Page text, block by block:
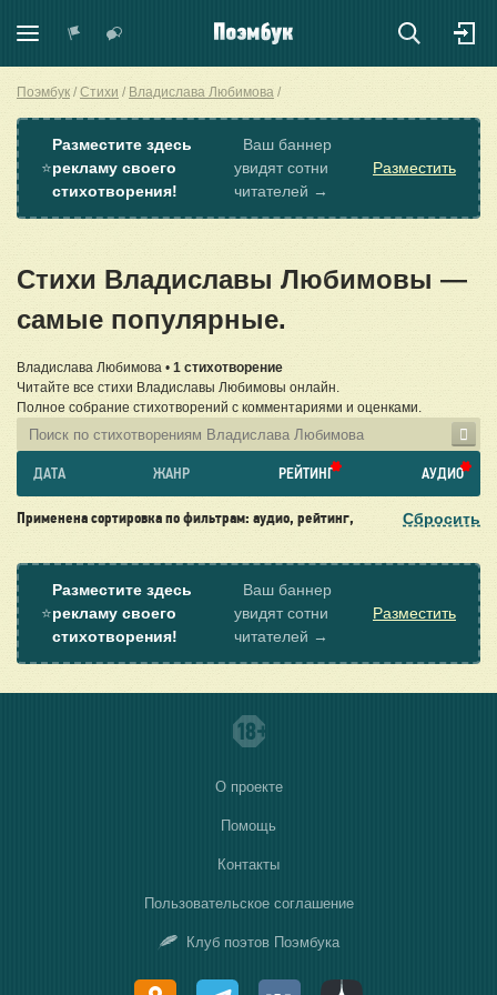
Поэмбук Стихи Владислава Любимова
⭐
Разместите здесь
рекламу своего
стихотворения!
Ваш баннер
увидят сотни
читателей →
Разместить
Стихи Владиславы Любимовы —
самые популярные.
Владислава Любимова • 1 стихотворение
Читайте все стихи Владиславы Любимовы онлайн.
Полное собрание стихотворений с комментариями и оценками.
ДАТА ЖАНР РЕЙТИНГ АУДИО
Применена сортировка по фильтрам: аудио, рейтинг, Сбросить
⭐
Разместите здесь
рекламу своего
стихотворения!
Ваш баннер
увидят сотни
читателей →
Разместить
О проекте
Помощь
Контакты
Пользовательское соглашение
Клуб поэтов Поэмбука